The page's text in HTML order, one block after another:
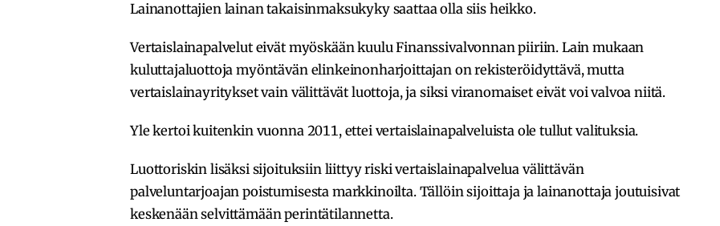
Lainanottajien lainan takaisinmaksukyky saattaa olla siis heikko.
Vertaislainapalvelut eivät myöskään kuulu Finanssivalvonnan piiriin. Lain mukaan
kuluttajaluottoja myöntävän elinkeinonharjoittajan on rekisteröidyttävä, mutta
vertaislainayritykset vain välittävät luottoja, ja siksi viranomaiset eivät voi valvoa niitä.
Yle kertoi kuitenkin vuonna 2011, ettei vertaislainapalveluista ole tullut valituksia.
Luottoriskin lisäksi sijoituksiin liittyy riski vertaislainapalvelua välittävän
palveluntarjoajan poistumisesta markkinoilta. Tällöin sijoittaja ja lainanottaja joutuisivat
keskenään selvittämään perintätilannetta.